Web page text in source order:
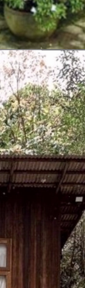
https://vietnamxua.edu.vn/thiet-ke-homestay-nha-vuon